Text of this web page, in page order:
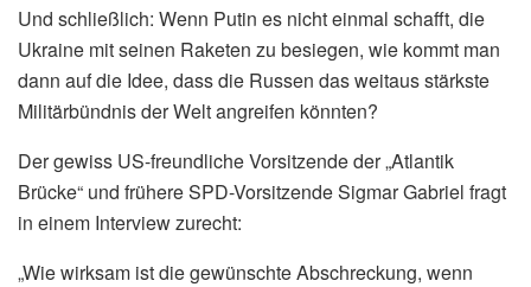
Und schließlich: Wenn Putin es nicht einmal schafft, die
Ukraine mit seinen Raketen zu besiegen, wie kommt man
dann auf die Idee, dass die Russen das weitaus stärkste
Militärbündnis der Welt angreifen könnten?
Der gewiss US-freundliche Vorsitzende der „Atlantik
Brücke“ und frühere SPD-Vorsitzende Sigmar Gabriel fragt
in einem Interview zurecht:
„Wie wirksam ist die gewünschte Abschreckung, wenn